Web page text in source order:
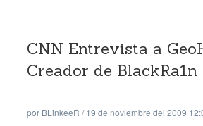
CNN Entrevista a
Creador de BlackRa1n
por BLinkeeR /19 de noviembre del 2009